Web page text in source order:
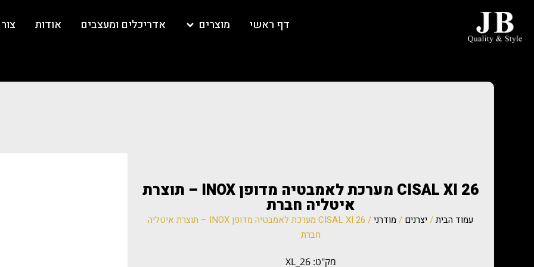
דף ראשי מוצרים אדריכלים ומעצבים אודות
CISAL XI 26 מערכת לאמבטיה מדופן INOX – תוצרת
איטליה חברת
עמוד הבית/ יצרנים / מודרני
/ CISAL XI 26 מערכת לאמבטיה מדופן INOX – תוצרת איטליה
חברת
מק"ט: XL_26